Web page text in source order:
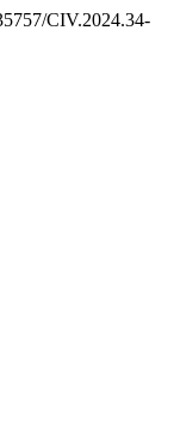
CIV.2024.34-